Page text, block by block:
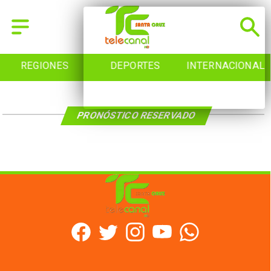
REGIONES DEPORTES INTERNACIONAL
PRONÓSTICO RESERVADO